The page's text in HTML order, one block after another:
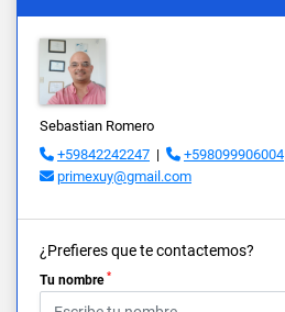
Sebastian Romero
+59842242247 |
+598099906004
primexuy@gmail.com
¿Prefieres que te contactemos?
Tu nombre *